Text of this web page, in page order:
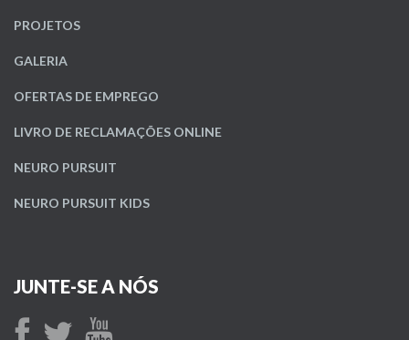
PROJETOS
GALERIA
OFERTAS DE EMPREGO
LIVRO DE RECLAMAÇÕES ONLINE
NEURO PURSUIT
NEURO PURSUIT KIDS
JUNTE-SE A NÓS